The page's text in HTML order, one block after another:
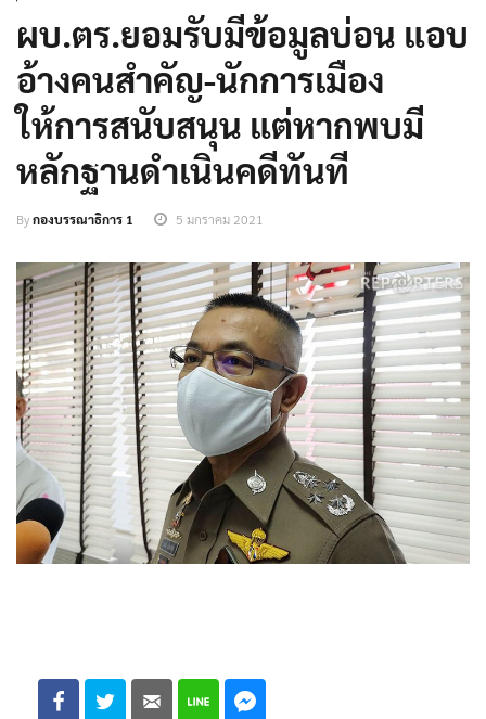
ผบ.ตร.ยอมรับมีข้อมูลบ่อน แอบ
อ้างคนสำคัญ-นักการเมือง
ให้การสนับสนุน แต่หากพบมี
หลักฐานดำเนินคดีทันที
Byกองบรรณาธิการ 1 5 มกราคม 2021